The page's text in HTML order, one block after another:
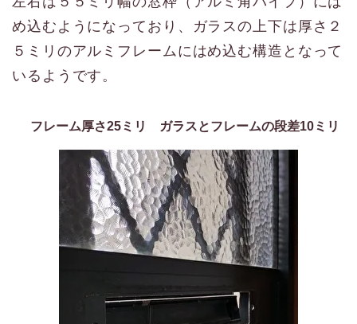
め込むようになっており、ガラスの上下は厚さ２
５ミリのアルミフレームにはめ込む構造となって
いるようです。
フレーム厚さ25ミリ ガラスとフレームの段差10ミリ